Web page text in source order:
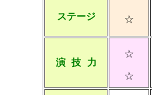
ステージ ☆
演 技 力
☆
☆